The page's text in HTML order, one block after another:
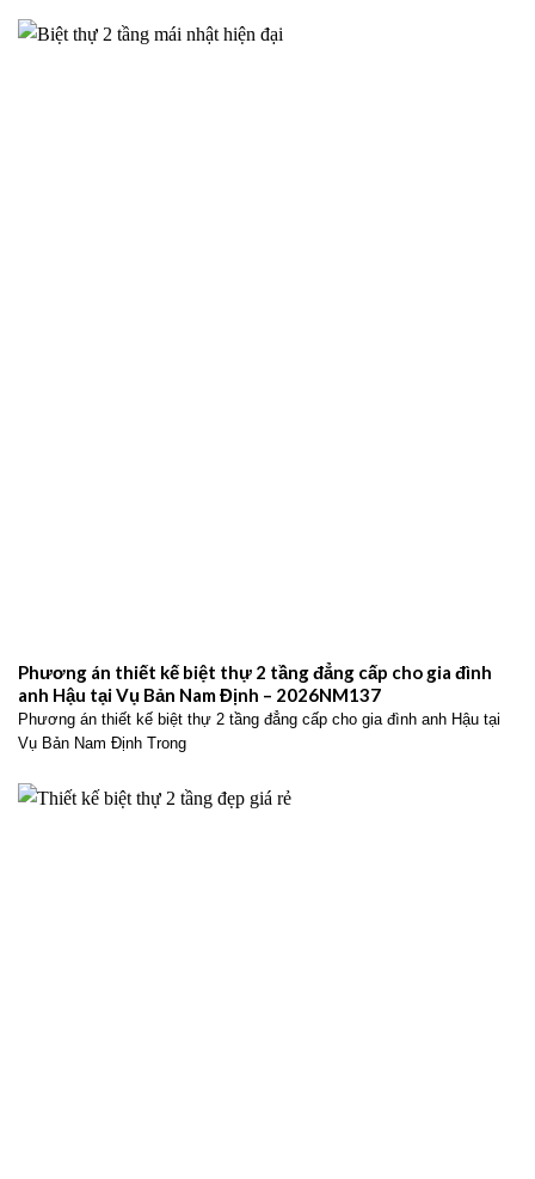
Phương án thiết kế biệt thự 2 tầng đẳng cấp cho gia đình
anh Hậu tại Vụ Bản Nam Định – 2026NM137
Phương án thiết kế biệt thự 2 tầng đẳng cấp cho gia đình anh Hậu tại
Vụ Bản Nam Định Trong